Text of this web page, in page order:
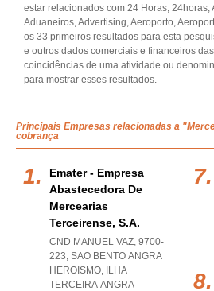
estar relacionados com 24 Horas, 24horas,
Aduaneiros, Advertising, Aeroporto,
os 33 primeiros resultados para esta
e outros dados comerciais e financeiros
coincidências de uma atividade ou
para mostrar esses resultados.
Principais Empresas relacionadas a
cobrança
Emater - Empresa
Abastecedora De
Mercearias
Terceirense, S.a.
CND MANUEL VAZ, 9700-
223, SAO BENTO ANGRA
HEROISMO, ILHA
TERCEIRA ANGRA